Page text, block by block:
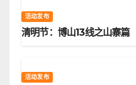
活动发布
清明节：博山13线之山寨篇
活动发布